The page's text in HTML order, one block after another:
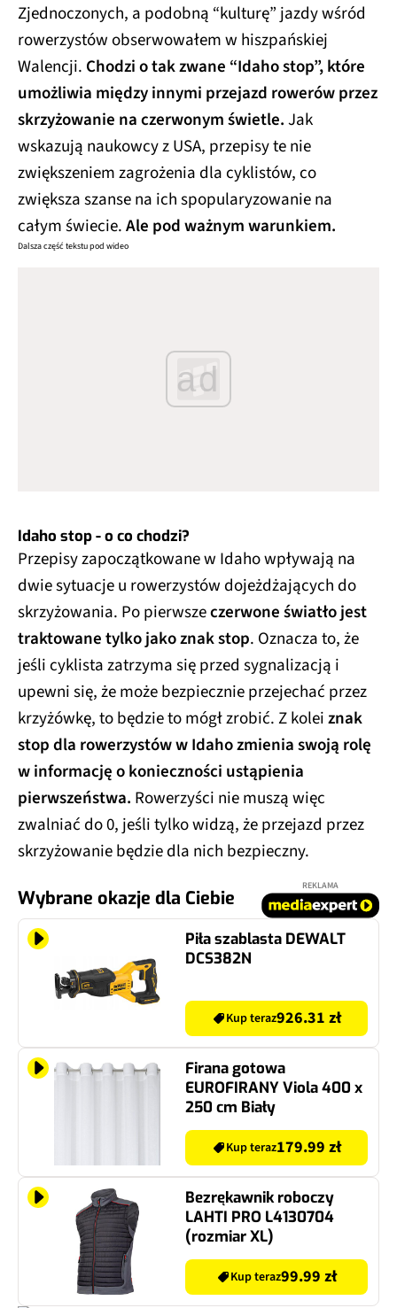
Zjednoczonych, a podobną “kulturę” jazdy wśród
rowerzystów obserwowałem w hiszpańskiej
Walencji. Chodzi o tak zwane “Idaho stop”, które
umożliwia między innymi przejazd rowerów przez
skrzyżowanie na czerwonym świetle.Jak
wskazują naukowcy z USA, przepisy te nie
zwiększeniem zagrożenia dla cyklistów, co
zwiększa szanse na ich spopularyzowanie na
całym świecie.Ale pod ważnym warunkiem.
Dalsza część tekstu pod wideo
ad
Idaho stop - o co chodzi?
Przepisy zapoczątkowane w Idaho wpływają na
dwie sytuacje u rowerzystów dojeżdżających do
skrzyżowania. Po pierwszeczerwone światło jest
traktowane tylko jako znak stop. Oznacza to, że
jeśli cyklista zatrzyma się przed sygnalizacją i
upewni się, że może bezpiecznie przejechać przez
krzyżówkę, to będzie to mógł zrobić. Z koleiznak
stop dla rowerzystów w Idaho zmienia swoją rolę
w informację o konieczności ustąpienia
pierwszeństwa. Rowerzyści nie muszą więc
zwalniać do 0, jeśli tylko widzą, że przejazd przez
skrzyżowanie będzie dla nich bezpieczny.
Wybrane okazje dla Ciebie
REKLAMA
Piła szablasta DEWALT
DCS382N
Kup teraz926.31 zł
Firana gotowa
EUROFIRANY Viola 400 x
250 cm Biały
Kup teraz179.99 zł
Bezrękawnik roboczy
LAHTI PRO L4130704
(rozmiar XL)
Kup teraz99.99 zł